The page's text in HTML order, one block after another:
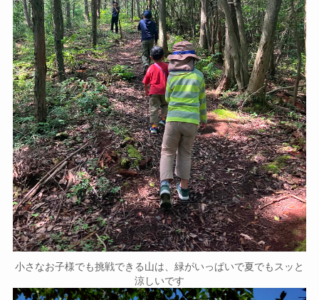
小さなお子様でも挑戦できる山は、緑がいっぱいで夏でもスッと
涼しいです